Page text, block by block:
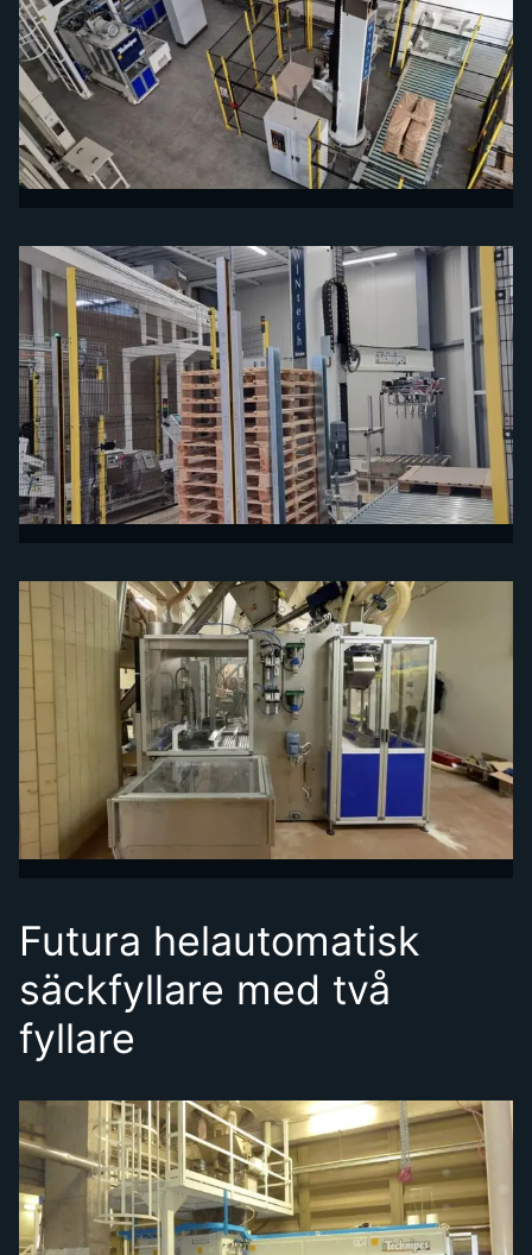
Futura helautomatisk
säckfyllare med två
fyllare